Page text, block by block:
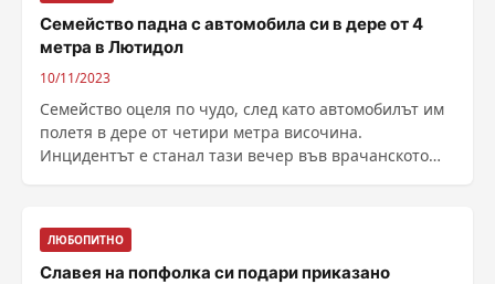
Семейство падна с автомобила си в дере от 4
метра в Лютидол
10/11/2023
Семейство оцеля по чудо, след като автомобилът им
полетя в дере от четири метра височина.
Инцидентът е станал тази вечер във врачанското
ЛЮБОПИТНО
Славея на попфолка си подари приказано